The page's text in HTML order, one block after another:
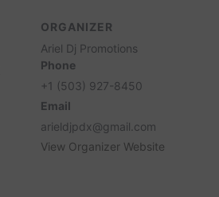
ORGANIZER
Ariel Dj Promotions
Phone
+1 (503) 927-8450
Email
arieldjpdx@gmail.com
View Organizer Website